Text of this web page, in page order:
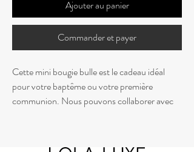
Ajouter au panier
Commander et payer
Cette mini bougie bulle est le cadeau idéal
pour votre baptême ou votre première
communion. Nous pouvons collaborer avec
mémoire ce jour spécial. Nos mini bougies